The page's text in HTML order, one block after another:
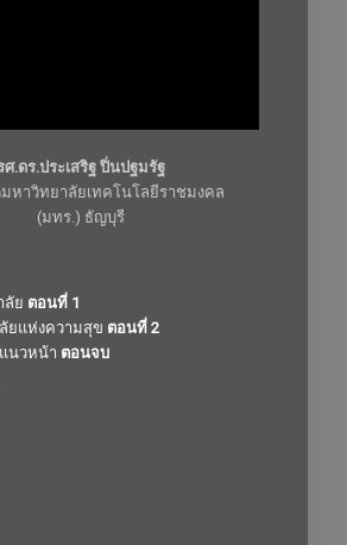
ศ.ดร.ประเสริฐ ปิ่นปฐมรัฐ
หาวิทยาลัยเทคโนโลยีราชมงคล
(มทร.) ธัญบุรี
ย ตอนที่ 1
ยแห่งความสุข ตอนที่ 2
นวหน้า ตอนจบ